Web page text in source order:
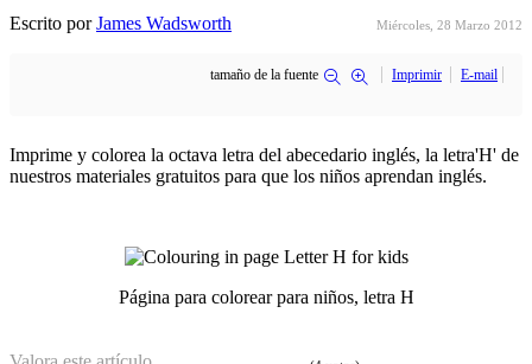
Escrito porJames Wadsworth Miércoles, 28 Marzo 2012
tamaño de la fuente Imprimir E-mail
Imprime y colorea la octava letra del abecedario inglés, la letra'H' de
nuestros materiales gratuitos para que los niños aprendan inglés.
Página para colorear para niños, letra H